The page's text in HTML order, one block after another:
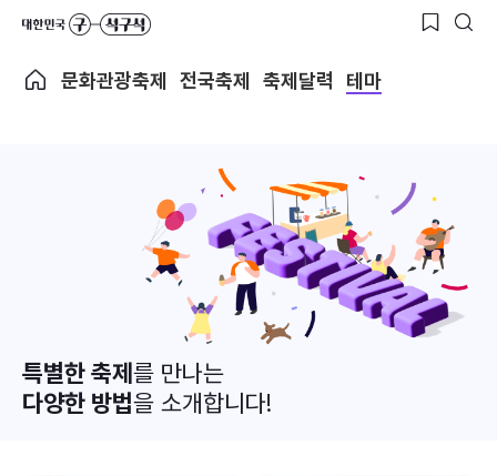
문화관광축제 전국축제 축제달력 테마
특별한 축제를 만나는
다양한 방법을 소개합니다!